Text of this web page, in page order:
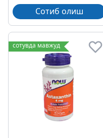
Сотиб олиш
сотувда мавжуд